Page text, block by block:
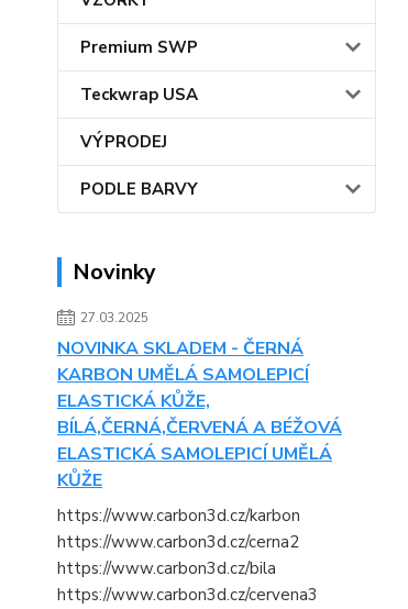
Premium SWP
Teckwrap USA
VÝPRODEJ
PODLE BARVY
Novinky
27.03.2025
NOVINKA SKLADEM - ČERNÁ
KARBON UMĚLÁ SAMOLEPICÍ
ELASTICKÁ KŮŽE,
BÍLÁ,ČERNÁ,ČERVENÁ A BÉŽOVÁ
ELASTICKÁ SAMOLEPICÍ UMĚLÁ
KŮŽE
https://www.carbon3d.cz/karbon
https://www.carbon3d.cz/cerna2
https://www.carbon3d.cz/bila
https://www.carbon3d.cz/cervena3